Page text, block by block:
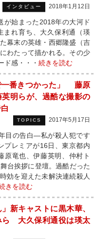
インタビュー 2018年1月12日
始まった2018年の大河ド
まれ育ち、大久保利通（瑛
幕末の英雄・西郷隆盛（吉
わたって描かれる。その少
ド感・・・ 続きを読む
一番きつかった」 藤原
明らが、過酷な撮影の
TOPICS 2017年5月17日
目の告白―私が殺人犯です
プレミアが16日、東京都内
原竜也、伊藤英明、仲村ト
台挨拶に登壇。過酷だった
効を迎えた未解決連続殺人
きを読む
」新キャストに黒木華、
ら 大久保利通役は瑛太